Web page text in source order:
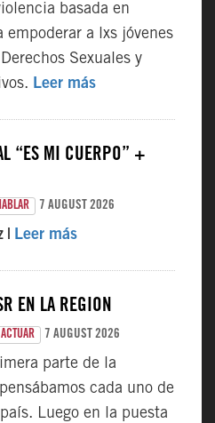
basada en
empoderar a lxs jóvenes
Sexuales y
Leer más
“ES MI CUERPO” +
7 AUGUST 2026
| Leer más
EN LA REGIÓN
ACTUAR 7 AUGUST 2026
parte de la
cada uno de
Luego en la puesta